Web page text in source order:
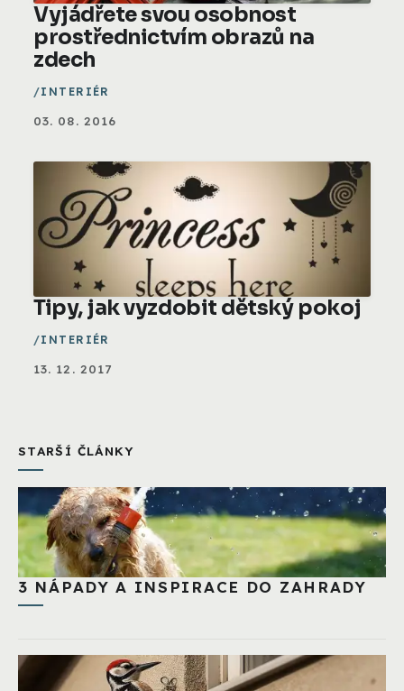
Vyjádřete svou osobnost
prostřednictvím obrazů na
zdech
INTERIÉR
03. 08. 2016
Tipy, jak vyzdobit dětský pokoj
INTERIÉR
13. 12. 2017
STARŠÍ ČLÁNKY
3 NÁPADY A INSPIRACE DO ZAHRADY